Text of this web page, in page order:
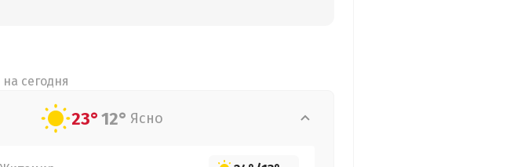
сегодня
23°12° Ясно